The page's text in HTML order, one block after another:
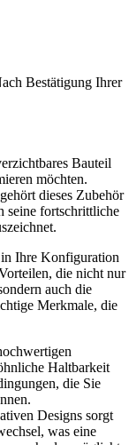
Bestätigung Ihrer
Bauteil
möchten.
dieses Zubehör
seine fortschrittliche
Ihre Konfiguration
die nicht nur
auch die
Merkmale, die
Haltbarkeit
die Sie
Designs sorgt
was eine